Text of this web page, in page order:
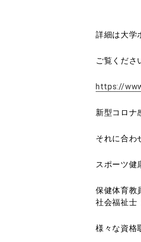
詳細は大学
ご覧くださ
https://
新型コロナ
それに合わ
スポーツ健
保健体育教
社会福祉士
様々な資格